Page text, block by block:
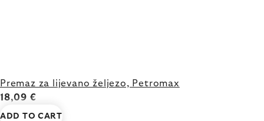
Premaz za lijevano željezo, Petromax
18,09 €
ADD TO CART